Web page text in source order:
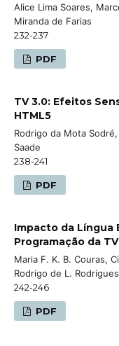
Alice Lima Soares,
Miranda de Farias
232-237
PDF
TV 3.0: Efeitos
HTML5
Rodrigo da Mota
Saade
238-241
PDF
Impacto da Língua
Programação da
Maria F. K. B. Couras,
Rodrigo de L.
242-246
PDF